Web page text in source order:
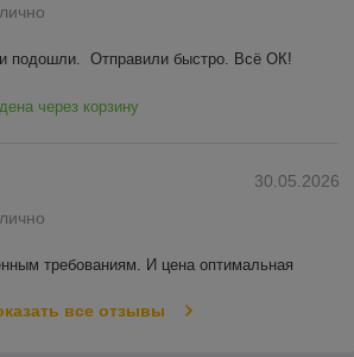
подошли.  Отправили быстро. Всё ОК!
через корзину
30.05.2026
требованиям. И цена оптимальная
все отзывы